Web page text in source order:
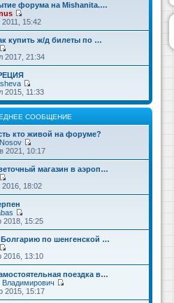
форума на Mishanita.…
П
е
р
е
й
т
и
к
п
о
с
л
е
н
е
м
у
с
о
б
н
и
ю
2011, 15:42
купить ж/д билеты по …
П
е
р
е
й
т
и
к
п
о
с
л
е
н
е
м
у
с
о
о
б
щ
н
и
ю
2017, 21:34
П
е
р
е
й
т
к
п
о
с
л
е
е
м
с
о
б
щ
е
н
и
2015, 11:33
СООБЩЕНИЕ
кто живой на форуме?
П
е
р
е
й
т
п
о
л
д
н
е
м
у
с
2021, 10:17
магазин в аэроп…
П
е
р
е
й
т
к
п
о
л
е
д
2016, 18:02
П
е
р
е
й
т
к
п
о
2018, 15:25
по шенгенской …
П
е
р
е
й
т
2016, 13:10
поездка в…
Владимирович
е
2015, 15:17